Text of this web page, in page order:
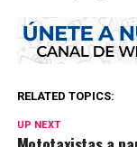
RELATED TOPICS:
UP NEXT